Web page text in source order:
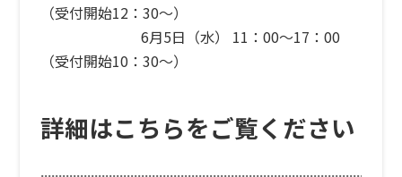
（受付開始12：30～）
6月5日（水） 11：00～17：00
（受付開始10：30～）
詳細はこちらをご覧ください